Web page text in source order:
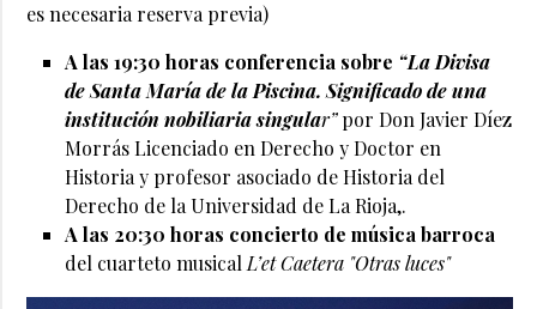
es necesaria reserva previa)
A las 19:30 horas conferencia sobre “La Divisa
de Santa María de la Piscina. Significado de una
institución nobiliaria singular”por Don Javier Díez
Morrás Licenciado en Derecho y Doctor en
Historia y profesor asociado de Historia del
Derecho de la Universidad de La Rioja,.
A las 20:30 horas concierto de música barroca
del cuarteto musical L’et Caetera "Otras luces"